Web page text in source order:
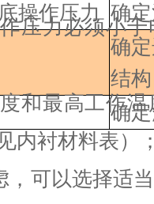
操作压力 确
确
结
确
压力必须小
和最高工作
内衬材料表）
，可以选择适